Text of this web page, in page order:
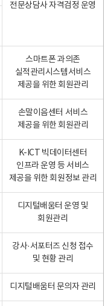
전문상담사 자격검정 운영
스마트폰 과의존
실적관리시스템서비스
제공을 위한 회원관리
손말이음센터 서비스
제공을 위한 회원관리
K-ICT 빅데이터센터
인프라 운영 등 서비스
제공을 위한 회원정보 관리
디지털배움터 운영 및
회원관리
강사·서포터즈 신청 접수
및 현황 관리
디지털배움터 문의자 관리